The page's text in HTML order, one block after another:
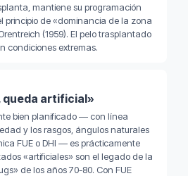
mantiene su programación
principio de «dominancia de la zona
(1959). El pelo trasplantado
condiciones extremas.
queda artificial»
bien planificado — con línea
y los rasgos, ángulos naturales
FUE o DHI — es prácticamente
«artificiales» son el legado de la
de los años 70-80. Con FUE